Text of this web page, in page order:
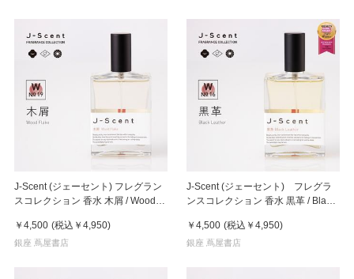
J-Scent (ジェーセント) フレグラン
スコレクション 香水 木屑 / Wood
￥4,500 (税込 ￥4,950)
銀座 蔦屋書店
J-Scent (ジェーセント) フレグラ
ンスコレクション 香水 黒革 / Black
￥4,500 (税込 ￥4,950)
銀座 蔦屋書店